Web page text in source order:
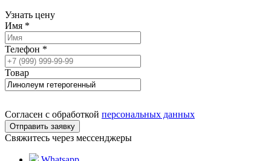
Узнать цену
Имя *
Телефон *
Товар
Согласен с обработкой персональных данных
Свяжитесь через мессенджеры